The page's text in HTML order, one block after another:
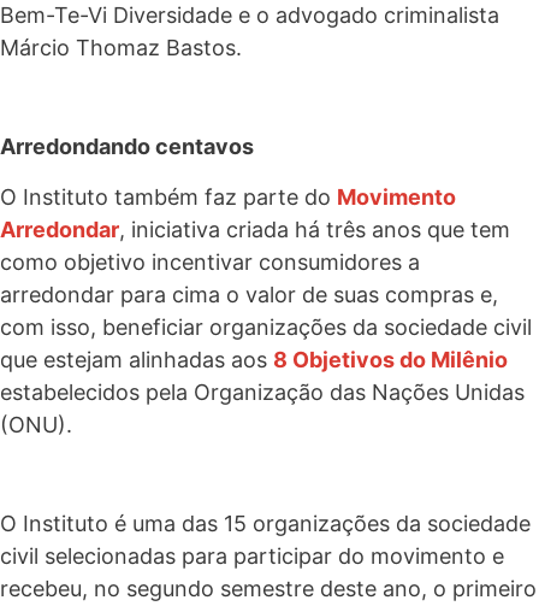
Bem-Te-Vi Diversidade e o advogado criminalista
Márcio Thomaz Bastos.
Arredondando centavos
O Instituto também faz parte do Movimento
Arredondar, iniciativa criada há três anos que tem
como objetivo incentivar consumidores a
arredondar para cima o valor de suas compras e,
com isso, beneficiar organizações da sociedade civil
que estejam alinhadas aos 8 Objetivos do Milênio
estabelecidos pela Organização das Nações Unidas
(ONU).
O Instituto é uma das 15 organizações da sociedade
civil selecionadas para participar do movimento e
recebeu, no segundo semestre deste ano, o primeiro